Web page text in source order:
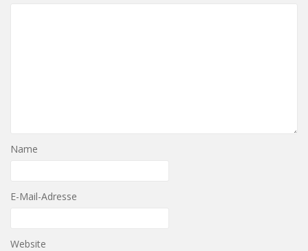
Name
E-Mail-Adresse
Website